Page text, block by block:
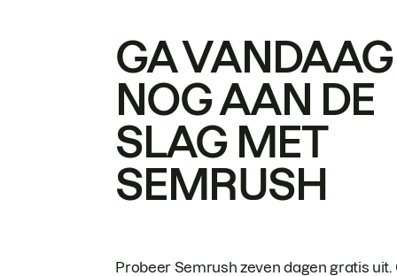
GA VANDAAG
NOG AAN DE
SLAG MET
SEMRUSH
Probeer Semrush zeven dagen gratis uit.